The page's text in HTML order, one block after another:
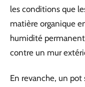
les conditions que
matière organique
humidité
contre un mur
En revanche, un pot